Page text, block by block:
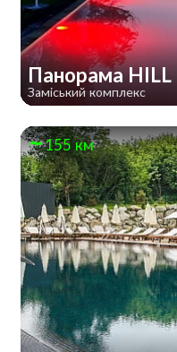
Панорама HILL
Заміський комплекс
155 км